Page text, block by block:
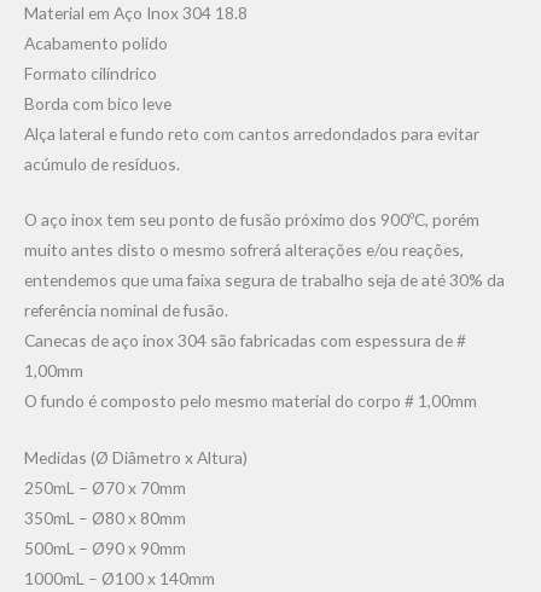
Material em Aço Inox 304 18.8
Acabamento polido
Formato cilíndrico
Borda com bico leve
Alça lateral e fundo reto com cantos arredondados para evitar
acúmulo de resíduos.
O aço inox tem seu ponto de fusão próximo dos 900ºC, porém
muito antes disto o mesmo sofrerá alterações e/ou reações,
entendemos que uma faixa segura de trabalho seja de até 30% da
referência nominal de fusão.
Canecas de aço inox 304 são fabricadas com espessura de #
1,00mm
O fundo é composto pelo mesmo material do corpo # 1,00mm
Medidas (Ø Diâmetro x Altura)
250mL – Ø70 x 70mm
350mL – Ø80 x 80mm
500mL – Ø90 x 90mm
1000mL – Ø100 x 140mm